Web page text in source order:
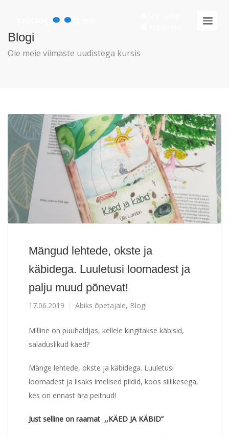
Logi sisse
Blogi
Ole meie viimaste uudistega kursis
Mängud lehtede, okste ja
käbidega. Luuletusi loomadest ja
palju muud põnevat!
17.06.2019 Abiks õpetajale, Blogi
Milline on puuhaldjas, kellele kingitakse käbisid,
saladuslikud käed?
Mänge lehtede, okste ja käbidega. Luuletusi
loomadest ja lisaks imelised pildid, koos siilikesega,
kes on ennast ära peitnud!
Just selline on raamat ,,KÄED JA KÄBID”